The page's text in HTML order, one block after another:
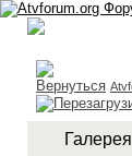
Галерея